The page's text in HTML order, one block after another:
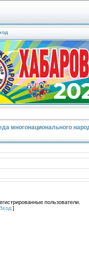
многонационального
пользователи.
Вход ]